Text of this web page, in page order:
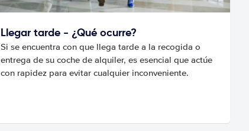
Llegar tarde - ¿Qué ocurre?
Si se encuentra con que llega tarde a la recogida o
entrega de su coche de alquiler, es esencial que actúe
con rapidez para evitar cualquier inconveniente.